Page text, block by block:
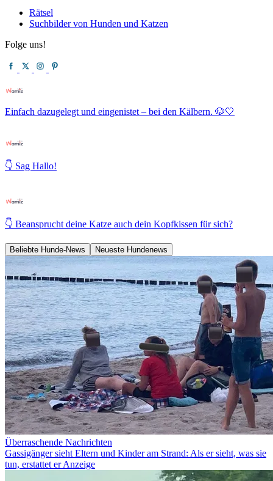
Rätsel
Suchbilder von Hunden und Katzen
Folge uns!
Einfach dazugelegt und eingenistet – bei den Kälbern. 🐶🤍
👇 Sag Hallo!
👇 Beansprucht deine Katze auch dein Kopfkissen für sich?
Beliebte Hunde-News Neueste Hundenews
Überraschende Nachrichten
Gassigänger sieht Eltern und Kinder am Strand: Als er sieht, was sie
tun, erstattet er Anzeige